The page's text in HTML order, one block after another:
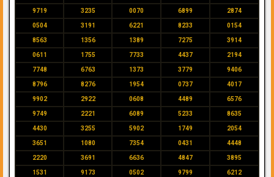
9719 3235 0070 6899 2874
0504 3191 6221 8233 0154
8563 1356 1389 7275 3914
0611 1755 7733 4437 2194
7748 6763 1373 3779 9406
8796 8276 1954 0737 4017
9902 2922 0608 4489 6576
9749 2221 6089 5233 8635
4430 3255 5902 1749 2054
3651 1080 7354 0431 4448
2220 3691 6636 4847 3895
1531 9173 0502 9799 6212